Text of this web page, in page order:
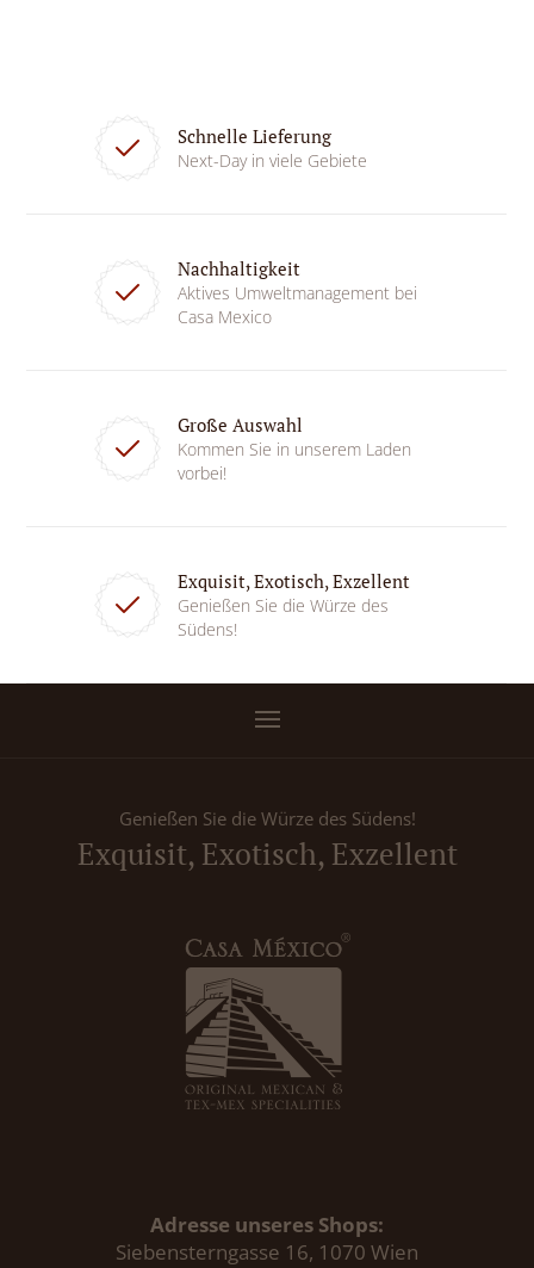
Schnelle Lieferung
Next-Day in viele Gebiete
Nachhaltigkeit
Aktives Umweltmanagement bei
Casa Mexico
Große Auswahl
Kommen Sie in unserem Laden
vorbei!
Exquisit, Exotisch, Exzellent
Genießen Sie die Würze des
Südens!
Genießen Sie die Würze des Südens!
Exquisit, Exotisch, Exzellent
Adresse unseres Shops:
Siebensterngasse 16, 1070 Wien